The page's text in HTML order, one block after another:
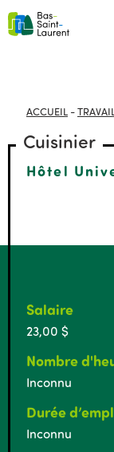
ACCUEIL -
Cuisinier
Hôtel
Salaire
23,00 $
Nombre
Inconnu
Durée
Inconnu